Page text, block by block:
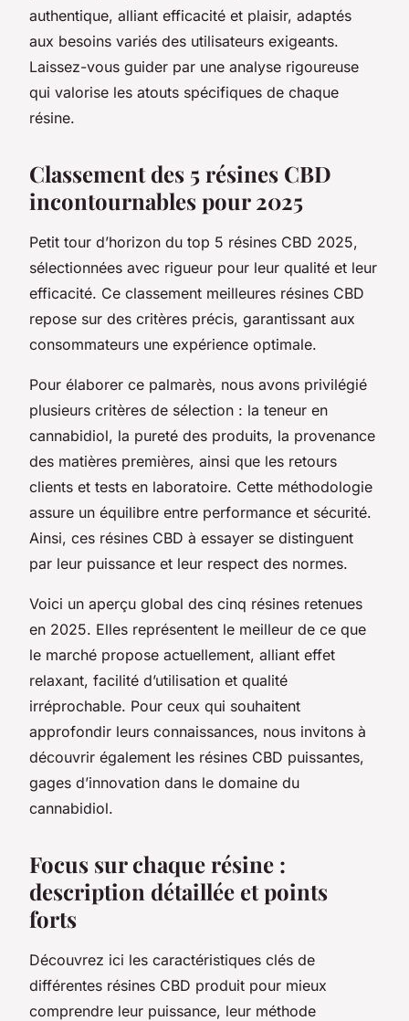
authentique, alliant efficacité et plaisir, adaptés
aux besoins variés des utilisateurs exigeants.
Laissez-vous guider par une analyse rigoureuse
qui valorise les atouts spécifiques de chaque
résine.
Classement des 5 résines CBD
incontournables pour 2025
Petit tour d’horizon du top 5 résines CBD 2025,
sélectionnées avec rigueur pour leur qualité et leur
efficacité. Ce classement meilleures résines CBD
repose sur des critères précis, garantissant aux
consommateurs une expérience optimale.
Pour élaborer ce palmarès, nous avons privilégié
plusieurs critères de sélection : la teneur en
cannabidiol, la pureté des produits, la provenance
des matières premières, ainsi que les retours
clients et tests en laboratoire. Cette méthodologie
assure un équilibre entre performance et sécurité.
Ainsi, ces résines CBD à essayer se distinguent
par leur puissance et leur respect des normes.
Voici un aperçu global des cinq résines retenues
en 2025. Elles représentent le meilleur de ce que
le marché propose actuellement, alliant effet
relaxant, facilité d’utilisation et qualité
irréprochable. Pour ceux qui souhaitent
approfondir leurs connaissances, nous invitons à
découvrir également les résines CBD puissantes,
gages d’innovation dans le domaine du
cannabidiol.
Focus sur chaque résine :
description détaillée et points
forts
Découvrez ici les caractéristiques clés de
différentes résines CBD produit pour mieux
comprendre leur puissance, leur méthode